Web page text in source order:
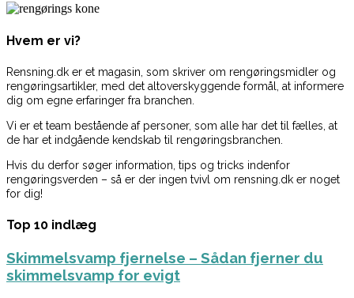
Hvem er vi?
Rensning.dk er et magasin, som skriver om rengøringsmidler og
rengøringsartikler, med det altoverskyggende formål, at informere
dig om egne erfaringer fra branchen.
Vi er et team bestående af personer, som alle har det til fælles, at
de har et indgående kendskab til rengøringsbranchen.
Hvis du derfor søger information, tips og tricks indenfor
rengøringsverden – så er der ingen tvivl om rensning.dk er noget
for dig!
Top 10 indlæg
Skimmelsvamp fjernelse – Sådan fjerner du
skimmelsvamp for evigt